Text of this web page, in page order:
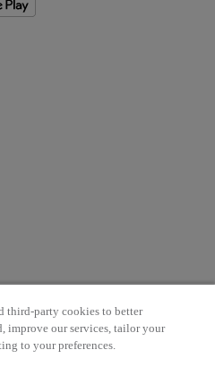
third-party cookies to better
improve our services, tailor your
to your preferences.